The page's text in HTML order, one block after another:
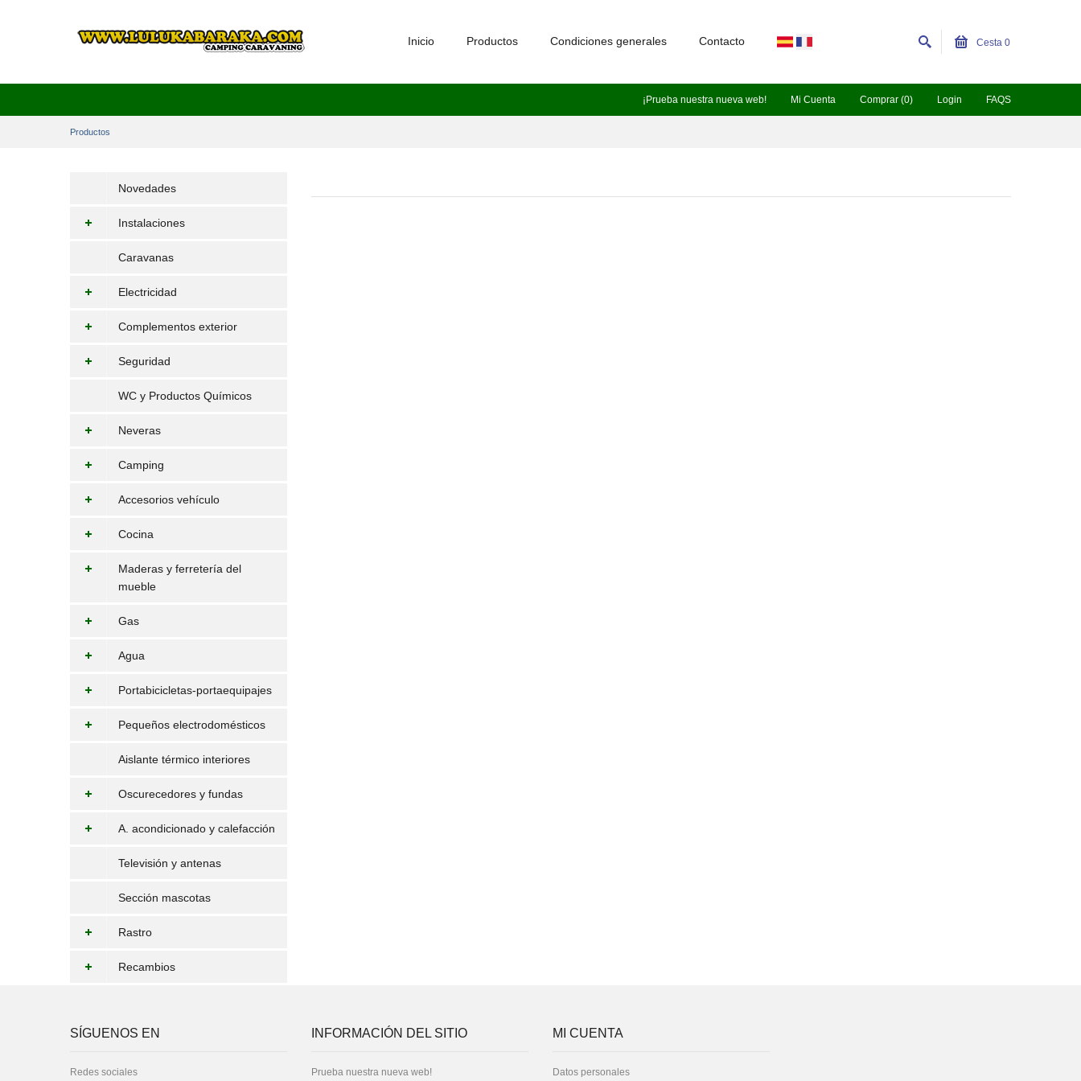
¡Prueba nuestra nueva web! Mi Cuenta Comprar (0) Login FAQS
Inicio Productos Condiciones generales Contacto Cesta 0
Productos
Novedades
Instalaciones
Caravanas
Electricidad
Complementos exterior
Seguridad
WC y Productos Químicos
Neveras
Camping
Accesorios vehículo
Cocina
Maderas y ferretería del
mueble
Gas
Agua
Portabicicletas-portaequipajes
Pequeños electrodomésticos
Aislante térmico interiores
Oscurecedores y fundas
A. acondicionado y calefacción
Televisión y antenas
Sección mascotas
Rastro
Recambios
SÍGUENOS EN
Redes sociales
INFORMACIÓN DEL SITIO
Prueba nuestra nueva web!
MI CUENTA
Datos personales